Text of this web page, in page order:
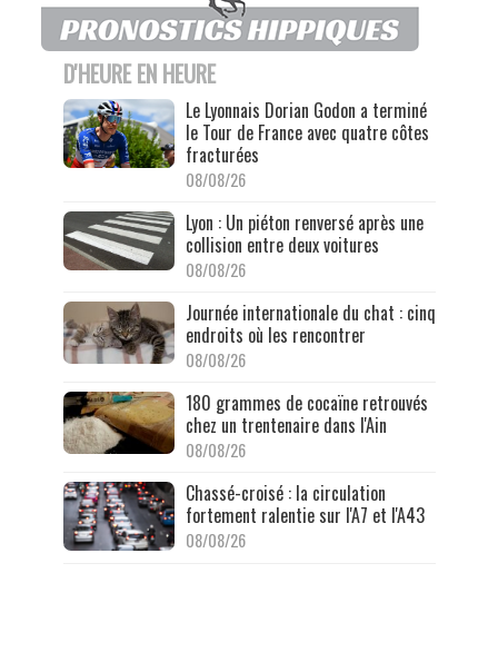
D'HEURE EN HEURE
Le Lyonnais Dorian Godon a terminé
le Tour de France avec quatre côtes
fracturées
08/08/26
Lyon : Un piéton renversé après une
collision entre deux voitures
08/08/26
Journée internationale du chat : cinq
endroits où les rencontrer
08/08/26
180 grammes de cocaïne retrouvés
chez un trentenaire dans l'Ain
08/08/26
Chassé-croisé : la circulation
fortement ralentie sur l'A7 et l'A43
08/08/26